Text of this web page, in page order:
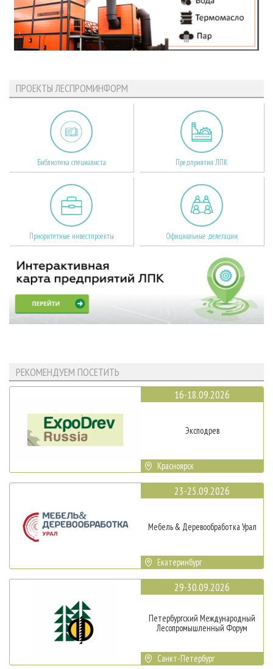
ПРОЕКТЫ ЛЕСПРОМИНФОРМ
Библиотека специалиста Предприятия ЛПК
Приоритетные инвестпроекты Официальные делегации
РЕКОМЕНДУЕМ ПОСЕТИТЬ
16-18.09.2026
Эксподрев
Красноярск
23-25.09.2026
Мебель & Деревообработка Урал
Екатеринбург
29-30.09.2026
Петербургский Международный
Лесопромышленный Форум
Санкт-Петербург